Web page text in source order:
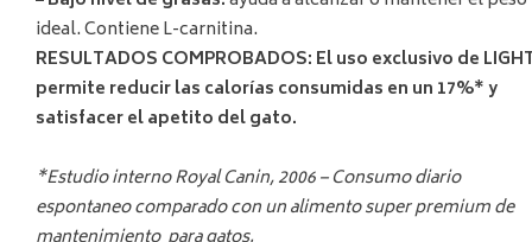
ideal. Contiene L-carnitina.
RESULTADOS COMPROBADOS: El uso exclusivo de
permite reducir las calorías consumidas en un 17%* y
satisfacer el apetito del gato.
*Estudio interno Royal Canin, 2006 – Consumo diario
espontaneo comparado con un alimento super premium de